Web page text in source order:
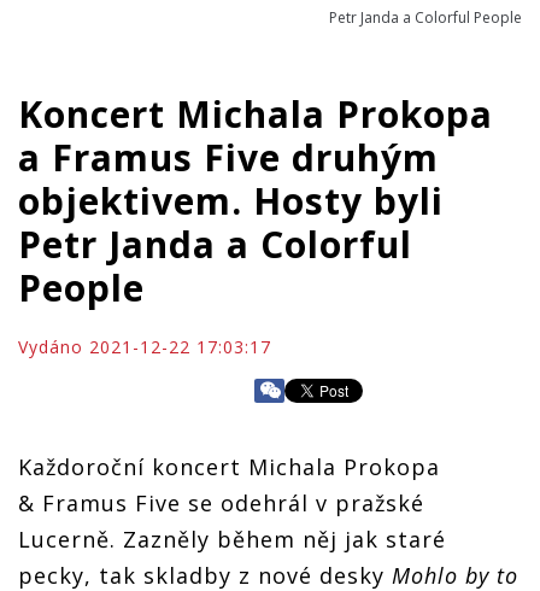
Petr Janda a Colorful People
Koncert Michala Prokopa
a Framus Five druhým
objektivem. Hosty byli
Petr Janda a Colorful
People
Vydáno 2021-12-22 17:03:17
Každoroční koncert Michala Prokopa
& Framus Five se odehrál v pražské
Lucerně. Zazněly během něj jak staré
pecky, tak skladby z nové desky Mohlo by to